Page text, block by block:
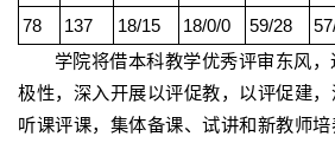
78 137 18/15 18/0/0 59/28
学院将借本科教学优秀评审东风
极性，深入开展以评促教，以评促建
听课评课，集体备课、试讲和新教师培